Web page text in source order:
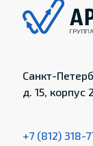
Санкт-
д. 15, корпус
+7 (812) 318-